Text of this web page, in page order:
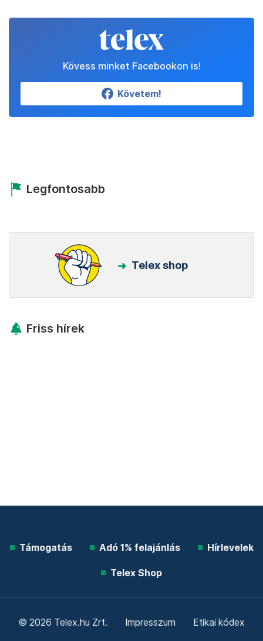
Kövess minket Facebookon is!
Követem!
Legfontosabb
Telex shop
Friss hírek
Támogatás Adó 1% felajánlás Hírlevelek
Telex Shop
© 2026 Telex.hu Zrt. Impresszum Etikai kódex